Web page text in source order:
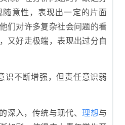
意性，表现出一定的片面
们对许多复杂社会问题的看
又好走极端，表现出过分自
识不断增强，但责任意识弱
深入，传统与现代、 理想与